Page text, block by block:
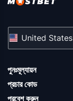
পুনঃমূল্যায়ন
প্রচার কোড
প্রবেশ করুন
United States